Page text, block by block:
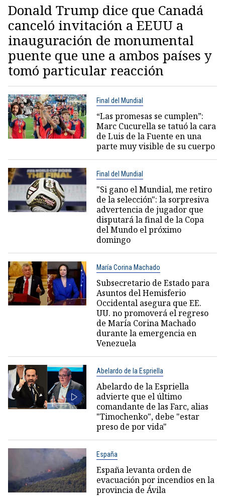
Donald Trump dice que Canadá
canceló invitación a EEUU a
inauguración de monumental
puente que une a ambos países y
tomó particular reacción
Final del Mundial
“Las promesas se cumplen”:
Marc Cucurella se tatuó la cara
de Luis de la Fuente en una
parte muy visible de su cuerpo
Final del Mundial
"Si gano el Mundial, me retiro
de la selección": la sorpresiva
advertencia de jugador que
disputará la final de la Copa
del Mundo el próximo
domingo
María Corina Machado
Subsecretario de Estado para
Asuntos del Hemisferio
Occidental asegura que EE.
UU. no promoverá el regreso
de María Corina Machado
durante la emergencia en
Venezuela
Abelardo de la Espriella
Abelardo de la Espriella
advierte que el último
comandante de las Farc, alias
"Timochenko", debe "estar
preso de por vida"
España
España levanta orden de
evacuación por incendios en la
provincia de Ávila